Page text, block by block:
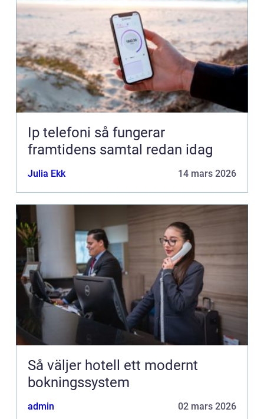
Ip telefoni så fungerar
framtidens samtal redan idag
Julia Ekk 14 mars 2026
Så väljer hotell ett modernt
bokningssystem
admin 02 mars 2026